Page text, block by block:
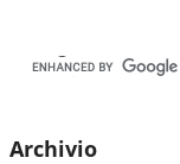
Archivio